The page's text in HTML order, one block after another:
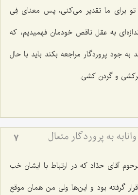
برای ما تقدیر می‌کنی، پس معنای‌ فِى
به عقل ناقص خودمان فهمیدیم، که
جود پروردگار مراجعه بکند باید با حال
و گردن کشی.
به پروردگار متعال 7
آقای حدّاد که در ارتباط با ایشان خب
گرفته بود و این‌ها ولی من همان موقع